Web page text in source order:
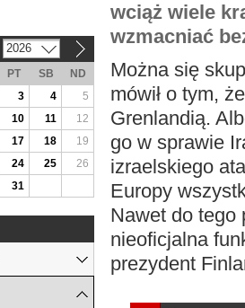
wciąż wiele
wzmacniać
Można się
mówił o tym,
Grenlandią.
go w sprawie
izraelskiego
Europy
Nawet do tego
nieoficjalna
prezydent
2026
PT SB
ND
3 4
5
10 11
12
17 18
19
24 25
26
31